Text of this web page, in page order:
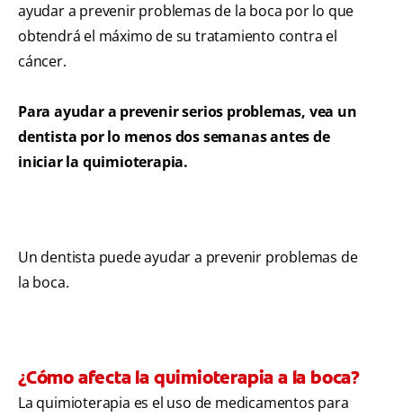
ayudar a prevenir problemas de la boca por lo que
obtendrá el máximo de su tratamiento contra el
cáncer.
Para ayudar a prevenir serios problemas, vea un
dentista por lo menos dos semanas antes de
iniciar la quimioterapia.
Un dentista puede ayudar a prevenir problemas de
la boca.
¿Cómo afecta la quimioterapia a la boca?
La quimioterapia es el uso de medicamentos para